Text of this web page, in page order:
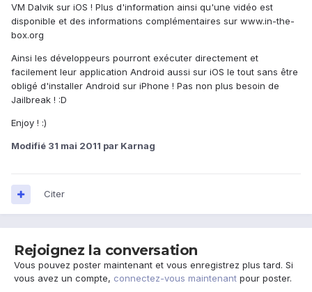
VM Dalvik sur iOS ! Plus d'information ainsi qu'une vidéo est
disponible et des informations complémentaires sur www.in-the-
box.org
Ainsi les développeurs pourront exécuter directement et
facilement leur application Android aussi sur iOS le tout sans être
obligé d'installer Android sur iPhone ! Pas non plus besoin de
Jailbreak ! :D
Enjoy ! :)
Modifié 31 mai 2011 par Karnag
Citer
Rejoignez la conversation
Vous pouvez poster maintenant et vous enregistrez plus tard. Si
vous avez un compte, connectez-vous maintenant pour poster.